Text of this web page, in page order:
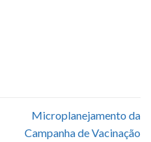
Microplanejamento da
Campanha de Vacinação